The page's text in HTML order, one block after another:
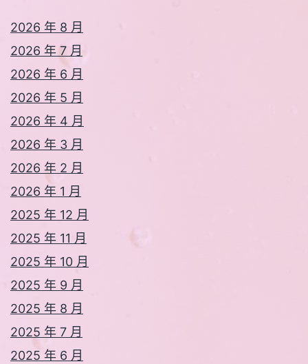
2026 年 8 月
2026 年 7 月
2026 年 6 月
2026 年 5 月
2026 年 4 月
2026 年 3 月
2026 年 2 月
2026 年 1 月
2025 年 12 月
2025 年 11 月
2025 年 10 月
2025 年 9 月
2025 年 8 月
2025 年 7 月
2025 年 6 月